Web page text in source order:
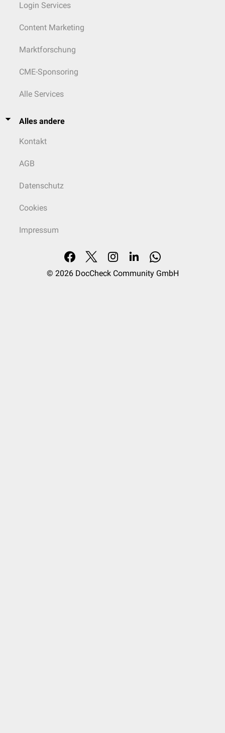
Login Services
Content Marketing
Marktforschung
CME-Sponsoring
Alle Services
Alles andere
Kontakt
AGB
Datenschutz
Cookies
Impressum
© 2026 DocCheck Community GmbH